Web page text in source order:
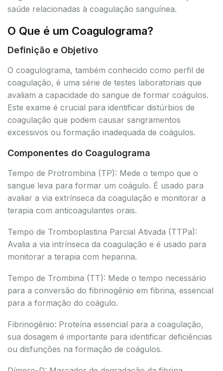
saúde relacionadas à coagulação sanguínea.
O Que é um Coagulograma?
Definição e Objetivo
O coagulograma, também conhecido como perfil de
coagulação, é uma série de testes laboratoriais que
avaliam a capacidade do sangue de formar coágulos.
Este exame é crucial para identificar distúrbios de
coagulação que podem causar sangramentos
excessivos ou formação inadequada de coágulos.
Componentes do Coagulograma
Tempo de Protrombina (TP): Mede o tempo que o
sangue leva para formar um coágulo. É usado para
avaliar a via extrínseca da coagulação e monitorar a
terapia com anticoagulantes orais.
Tempo de Tromboplastina Parcial Ativada (TTPa):
Avalia a via intrínseca da coagulação e é usado para
monitorar a terapia com heparina.
Tempo de Trombina (TT): Mede o tempo necessário
para a conversão do fibrinogênio em fibrina, essencial
para a formação do coágulo.
Fibrinogênio: Proteína essencial para a coagulação,
sua dosagem é importante para identificar deficiências
ou disfunções na formação de coágulos.